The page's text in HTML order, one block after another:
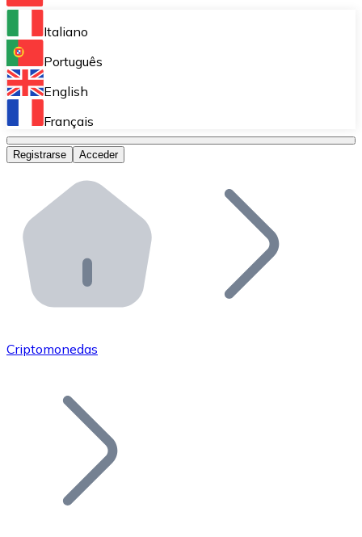
Bitnovo Ramp
Integra nuestra solución en tu plataforma.
Bitnovo Giftcards
Bitnovo OTC
Bitnovo ATM
Integra un ATM Bitnovo en tu negocio y permite que
Bitnovo API
Integra nuestra API en tu ecosistema.
Únete a nuestra red de distribuidores.
Añade tu proyecto a nuestro ecosistema.
Italiano
Português
English
Français
Registrarse Acceder
Criptomonedas